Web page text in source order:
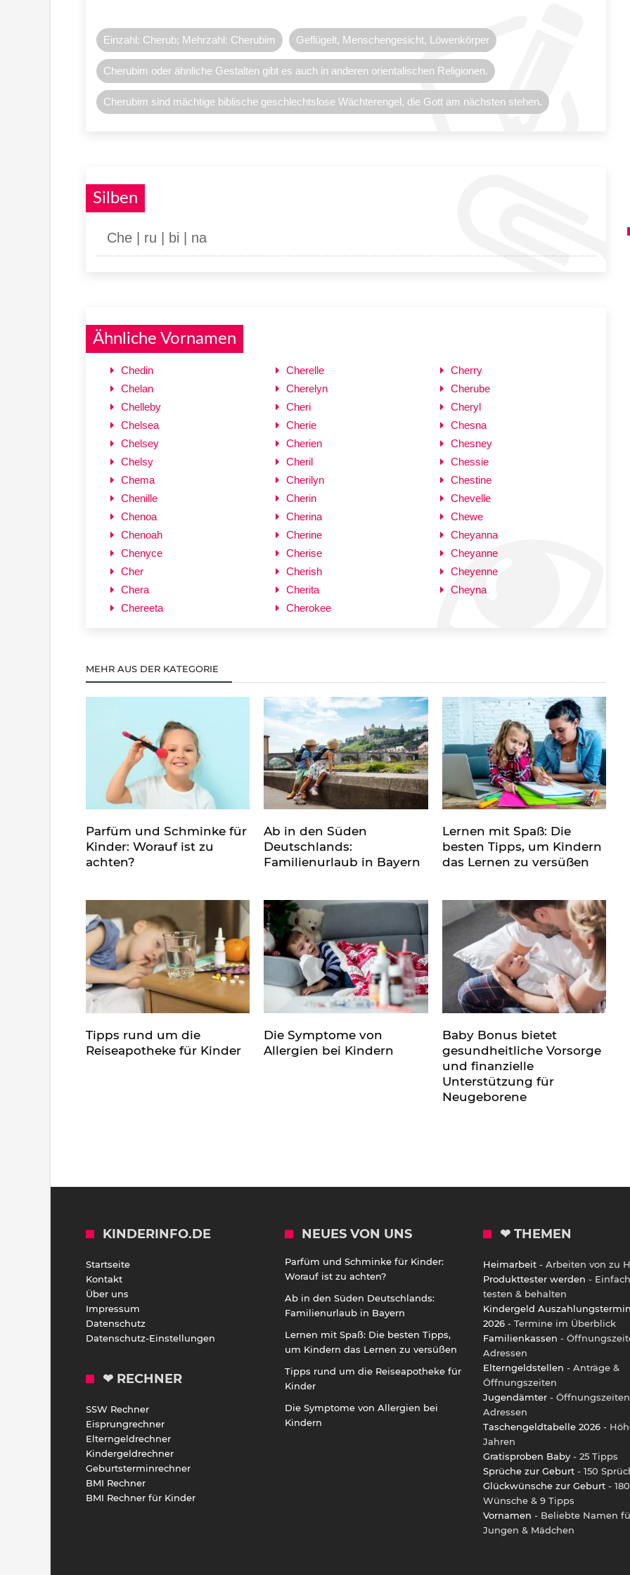
Einzahl: Cherub; Mehrzahl: Cherubim Geflügelt, Menschengesicht, Löwenkörper
Cherubim oder ähnliche Gestalten gibt es auch in anderen orientalischen Religionen.
Cherubim sind mächtige biblische geschlechtslose Wächterengel, die Gott am nächsten stehen.
Silben
Che | ru | bi | na
Ähnliche Vornamen
Chedin
Chelan
Chelleby
Chelsea
Chelsey
Chelsy
Chema
Chenille
Chenoa
Chenoah
Chenyce
Cher
Chera
Chereeta
Cherelle
Cherelyn
Cheri
Cherie
Cherien
Cheril
Cherilyn
Cherin
Cherina
Cherine
Cherise
Cherish
Cherita
Cherokee
Cherry
Cherube
Cheryl
Chesna
Chesney
Chessie
Chestine
Chevelle
Chewe
Cheyanna
Cheyanne
Cheyenne
Cheyna
MEHR AUS DER KATEGORIE
Parfüm und Schminke für
Kinder: Worauf ist zu
achten?
Ab in den Süden
Deutschlands:
Familienurlaub in Bayern
Lernen mit Spaß: Die
besten Tipps, um Kindern
das Lernen zu versüßen
Tipps rund um die
Reiseapotheke für Kinder
Die Symptome von
Allergien bei Kindern
Baby Bonus bietet
gesundheitliche Vorsorge
und finanzielle
Unterstützung für
Neugeborene
KINDERINFO.DE
Startseite
Kontakt
Über uns
Impressum
Datenschutz
Datenschutz-Einstellungen
❤ RECHNER
SSW Rechner
Eisprungrechner
Elterngeldrechner
Kindergeldrechner
Geburtsterminrechner
BMI Rechner
BMI Rechner für Kinder
NEUES VON UNS
Parfüm und Schminke für Kinder:
Worauf ist zu achten?
Ab in den Süden Deutschlands:
Familienurlaub in Bayern
Lernen mit Spaß: Die besten Tipps,
um Kindern das Lernen zu versüßen
Tipps rund um die Reiseapotheke für
Kinder
Die Symptome von Allergien bei
Kindern
❤ THEMEN
Heimarbeit - Arbeiten von zu
Produkttester werden - Einfach
testen & behalten
Kindergeld
2026 - Termine im Überblick
Familienkassen -
Adressen
Elterngeldstellen - Anträge &
Öffnungszeiten
Jugendämter -
Adressen
Taschengeldtabelle 2026 -
Jahren
Gratisproben Baby - 25 Tipps
Sprüche zur Geburt - 150
Glückwünsche zur Geburt - 180
Wünsche & 9 Tipps
Vornamen - Beliebte Namen
Jungen & Mädchen